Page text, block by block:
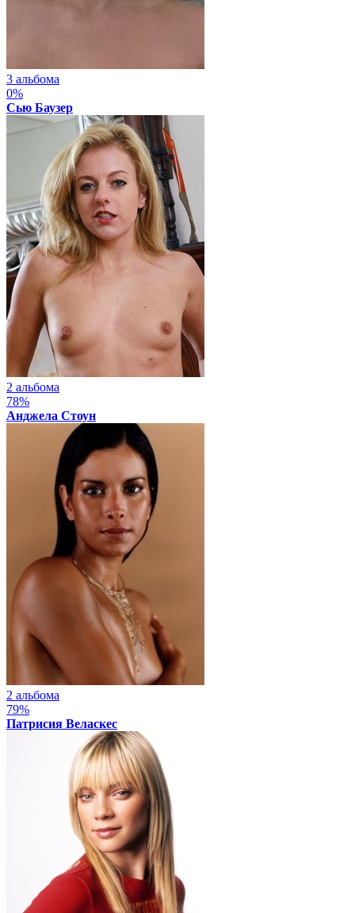
3 альбома
0%
Сью Баузер
2 альбома
78%
Анджела Стоун
2 альбома
79%
Патрисия Веласкес